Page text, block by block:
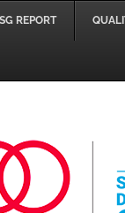
REPORT